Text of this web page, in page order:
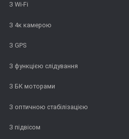
З Wi-Fi
З 4к камерою
З GPS
З функцією слідування
З БК моторами
З оптичною стабілізацією
З підвісом